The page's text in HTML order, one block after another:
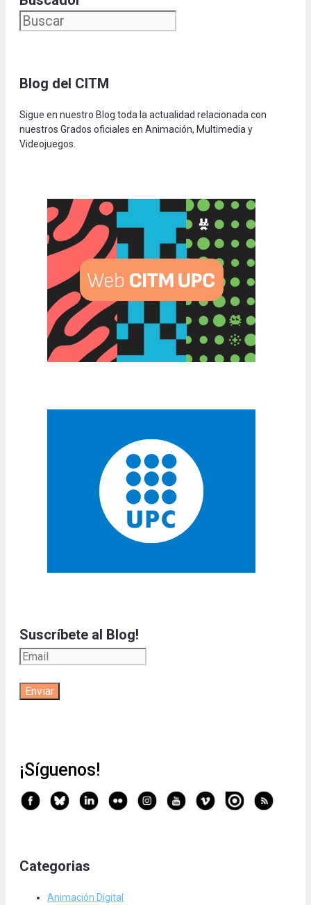
Blog del CITM
Sigue en nuestro Blog toda la actualidad relacionada con
nuestros Grados oficiales en Animación, Multimedia y
Videojuegos.
Suscríbete al Blog!
¡Síguenos!
Categorias
Animación Digital